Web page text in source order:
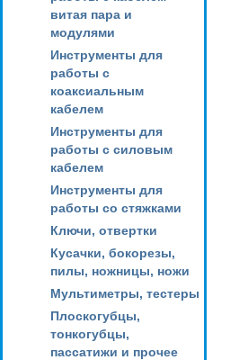
витая пара и
модулями
Инструменты для
работы с
коаксиальным
кабелем
Инструменты для
работы с силовым
кабелем
Инструменты для
работы со стяжками
Ключи, отвертки
Кусачки, бокорезы,
пилы, ножницы, ножи
Мультиметры, тестеры
Плоскогубцы,
тонкогубцы,
пассатижи и прочее